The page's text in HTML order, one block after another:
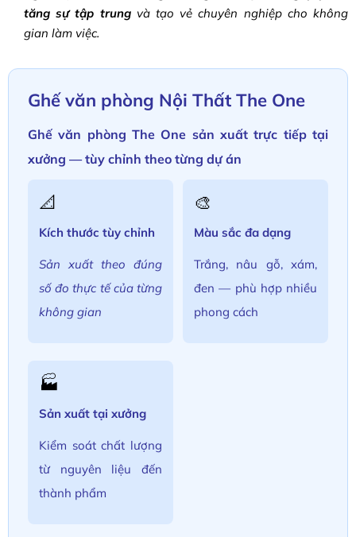
tăng sự tập trungvà tạo vẻ chuyên nghiệp cho không
gian làm việc.
Ghế văn phòng Nội Thất The One
Ghế văn phòng The One sản xuất trực tiếp tại
xưởng — tùy chỉnh theo từng dự án
📐
Kích thước tùy chỉnh
Sản xuất theo đúng
số đo thực tế của từng
không gian
🎨
Màu sắc đa dạng
Trắng, nâu gỗ, xám,
đen — phù hợp nhiều
phong cách
🏭
Sản xuất tại xưởng
Kiểm soát chất lượng
từ nguyên liệu đến
thành phẩm